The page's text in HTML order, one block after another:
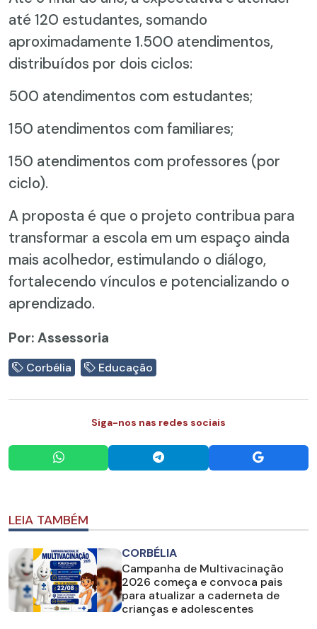
até 120 estudantes, somando
aproximadamente 1.500 atendimentos,
distribuídos por dois ciclos:
500 atendimentos com estudantes;
150 atendimentos com familiares;
150 atendimentos com professores (por
ciclo).
A proposta é que o projeto contribua para
transformar a escola em um espaço ainda
mais acolhedor, estimulando o diálogo,
fortalecendo vínculos e potencializando o
aprendizado.
Por: Assessoria
Corbélia Educação
Siga-nos nas redes sociais
LEIA TAMBÉM
CORBÉLIA
Campanha de Multivacinação
2026 começa e convoca pais
para atualizar a caderneta de
crianças e adolescentes